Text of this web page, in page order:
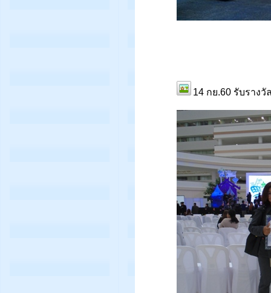
14 กย.60 รับราง